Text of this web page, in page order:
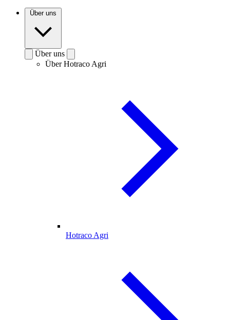
Über uns
Über uns
Über Hotraco Agri
Hotraco Agri